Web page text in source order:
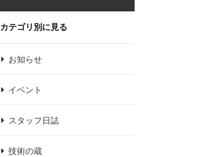
カテゴリ別に見る
お知らせ
イベント
スタッフ日誌
技術の蔵